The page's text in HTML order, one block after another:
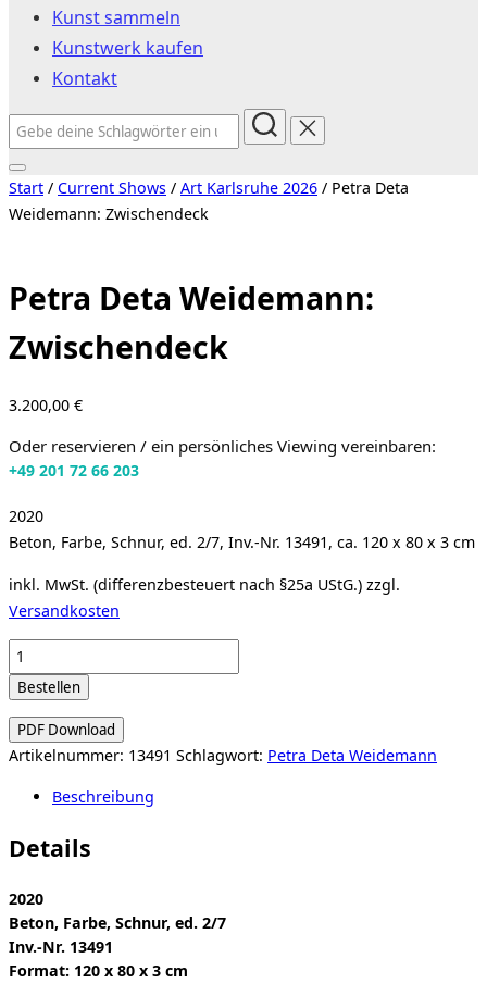
Kunst sammeln
Kunstwerk kaufen
Kontakt
Suchen
nach:
Seitenleiste
&
Navigation
Start / Current Shows / Art Karlsruhe 2026 / Petra Deta
Weidemann: Zwischendeck
Petra Deta Weidemann:
Zwischendeck
3.200,00 €
Oder reservieren / ein persönliches Viewing vereinbaren:
+49 201 72 66 203
2020
Beton, Farbe, Schnur, ed. 2/7, Inv.-Nr. 13491, ca. 120 x 80 x 3 cm
inkl. MwSt. (differenzbesteuert nach §25a UStG.) zzgl.
Versandkosten
Petra
Deta
Weidemann:
Zwischendeck
Menge
Bestellen
PDF Download
Artikelnummer: 13491 Schlagwort: Petra Deta Weidemann
Beschreibung
Details
2020
Beton, Farbe, Schnur, ed. 2/7
Inv.-Nr. 13491
Format: 120 x 80 x 3 cm